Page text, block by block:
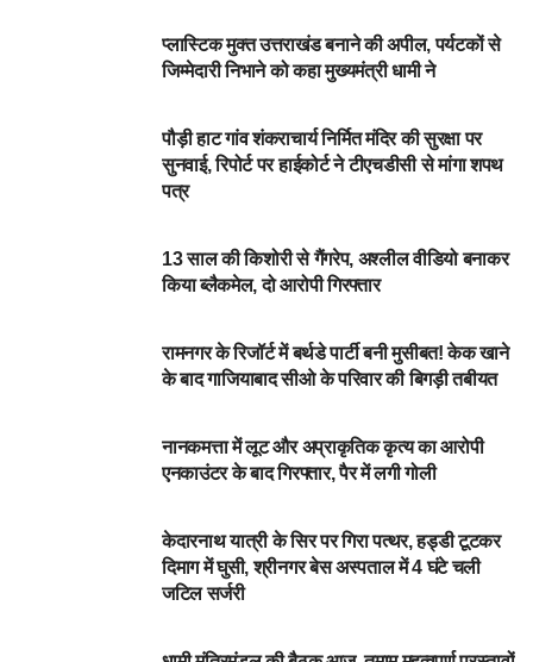
प्लास्टिक मुक्त उत्तराखंड बनाने की अपील, पर्यटकों से
जिम्मेदारी निभाने को कहा मुख्यमंत्री धामी ने
पौड़ी हाट गांव शंकराचार्य निर्मित मंदिर की सुरक्षा पर
सुनवाई, रिपोर्ट पर हाईकोर्ट ने टीएचडीसी से मांगा शपथ
पत्र
13 साल की किशोरी से गैंगरेप, अश्लील वीडियो बनाकर
किया ब्लैकमेल, दो आरोपी गिरफ्तार
रामनगर के रिजॉर्ट में बर्थडे पार्टी बनी मुसीबत! केक खाने
के बाद गाजियाबाद सीओ के परिवार की बिगड़ी तबीयत
नानकमत्ता में लूट और अप्राकृतिक कृत्य का आरोपी
एनकाउंटर के बाद गिरफ्तार, पैर में लगी गोली
केदारनाथ यात्री के सिर पर गिरा पत्थर, हड्डी टूटकर
दिमाग में घुसी, श्रीनगर बेस अस्पताल में 4 घंटे चली
जटिल सर्जरी